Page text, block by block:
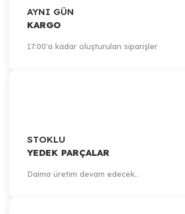
AYNI GÜN
KARGO
17:00'a kadar oluşturulan siparişler
STOKLU
YEDEK PARÇALAR
Daima üretim devam edecek..